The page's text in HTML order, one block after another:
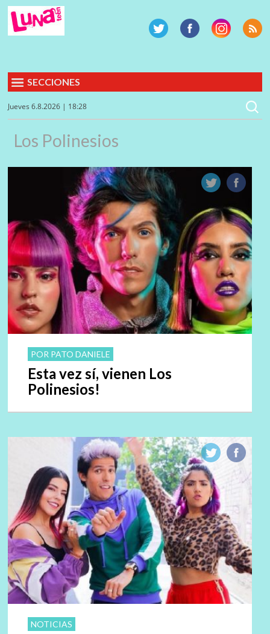
SECCIONES
Jueves 6.8.2026 | 18:28
Los Polinesios
POR PATO DANIELE
Esta vez sí, vienen Los
Polinesios!
NOTICIAS